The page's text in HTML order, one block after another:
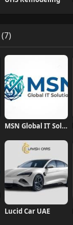
(7)
MSN Global IT Solutions
Lucid Car UAE